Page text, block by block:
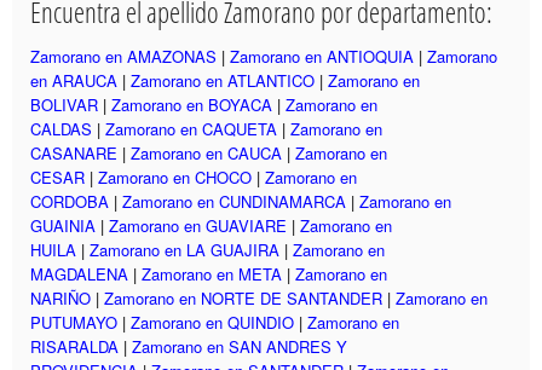
Encuentra el apellido Zamorano por departamento:
Zamorano en AMAZONAS | Zamorano en ANTIOQUIA | Zamorano
en ARAUCA | Zamorano en ATLANTICO | Zamorano en
BOLIVAR | Zamorano en BOYACA | Zamorano en
CALDAS | Zamorano en CAQUETA | Zamorano en
CASANARE | Zamorano en CAUCA | Zamorano en
CESAR | Zamorano en CHOCO | Zamorano en
CORDOBA | Zamorano en CUNDINAMARCA | Zamorano en
GUAINIA | Zamorano en GUAVIARE | Zamorano en
HUILA | Zamorano en LA GUAJIRA | Zamorano en
MAGDALENA | Zamorano en META | Zamorano en
NARIÑO | Zamorano en NORTE DE SANTANDER | Zamorano en
PUTUMAYO | Zamorano en QUINDIO | Zamorano en
RISARALDA | Zamorano en SAN ANDRES Y